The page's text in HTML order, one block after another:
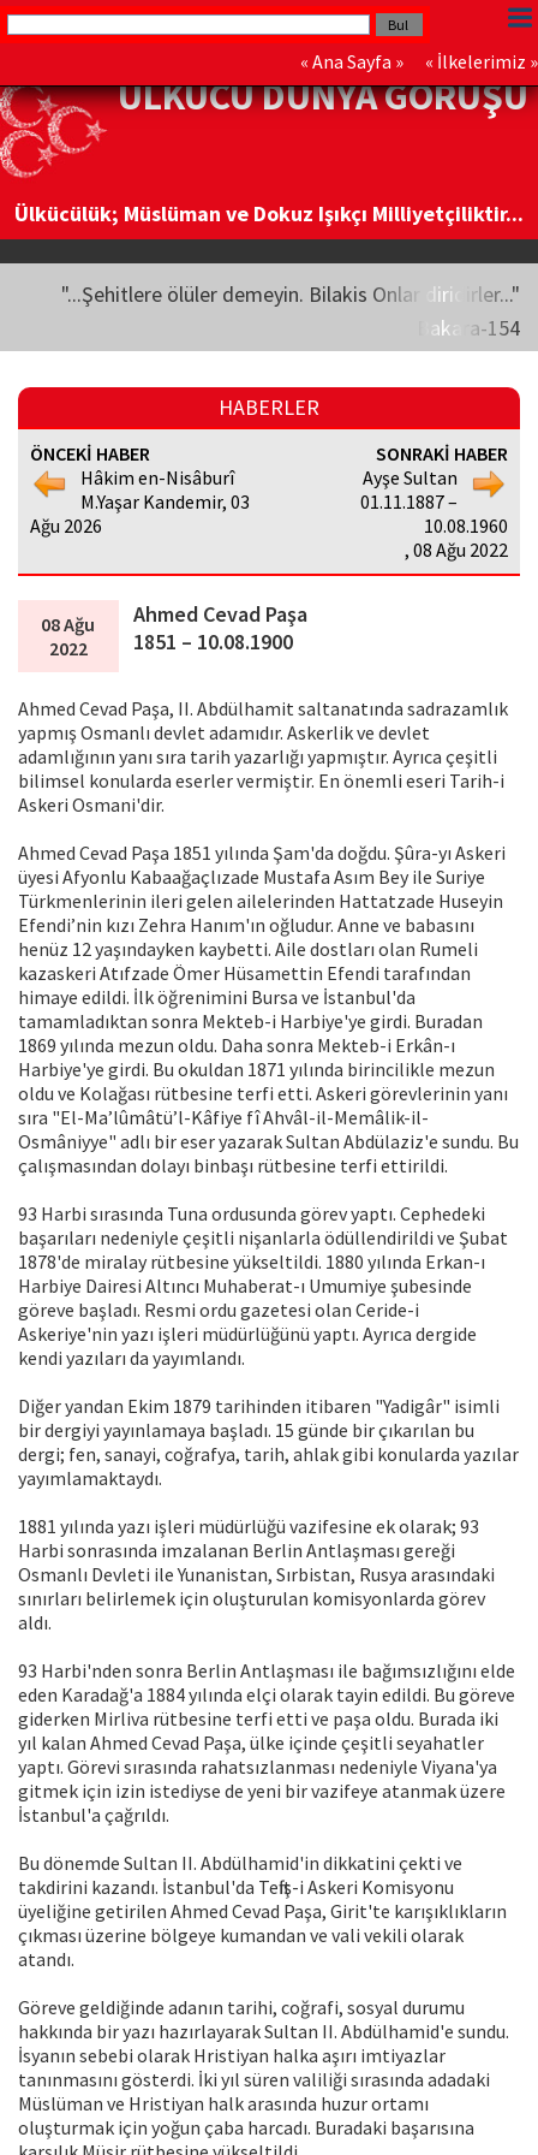
« Ana Sayfa » « İlkelerimiz »
ÜLKÜCÜ DÜNYA GÖRÜŞÜ
Ülkücülük; Müslüman ve Dokuz Işıkçı Milliyetçiliktir...
"...Şehitlere ölüler demeyin. Bilakis Onlar diridirler..."
Bakara-154
HABERLER
ÖNCEKİ HABER
Hâkim en-Nisâburî
M.Yaşar Kandemir, 03
Ağu 2026
SONRAKİ HABER
Ayşe Sultan
01.11.1887 –
10.08.1960
, 08 Ağu 2022
08 Ağu
2022
Ahmed Cevad Paşa
1851 – 10.08.1900
Ahmed Cevad Paşa, II. Abdülhamit saltanatında sadrazamlık
yapmış Osmanlı devlet adamıdır. Askerlik ve devlet
adamlığının yanı sıra tarih yazarlığı yapmıştır. Ayrıca çeşitli
bilimsel konularda eserler vermiştir. En önemli eseri Tarih-i
Askeri Osmani'dir.
Ahmed Cevad Paşa 1851 yılında Şam'da doğdu. Şûra-yı Askeri
üyesi Afyonlu Kabaağaçlızade Mustafa Asım Bey ile Suriye
Türkmenlerinin ileri gelen ailelerinden Hattatzade Huseyin
Efendi’nin kızı Zehra Hanım'ın oğludur. Anne ve babasını
henüz 12 yaşındayken kaybetti. Aile dostları olan Rumeli
kazaskeri Atıfzade Ömer Hüsamettin Efendi tarafından
himaye edildi. İlk öğrenimini Bursa ve İstanbul'da
tamamladıktan sonra Mekteb-i Harbiye'ye girdi. Buradan
1869 yılında mezun oldu. Daha sonra Mekteb-i Erkân-ı
Harbiye'ye girdi. Bu okuldan 1871 yılında birincilikle mezun
oldu ve Kolağası rütbesine terfi etti. Askeri görevlerinin yanı
sıra "El-Ma’lûmâtü’l-Kâfiye fî Ahvâl-il-Memâlik-il-
Osmâniyye" adlı bir eser yazarak Sultan Abdülaziz'e sundu. Bu
çalışmasından dolayı binbaşı rütbesine terfi ettirildi.
93 Harbi sırasında Tuna ordusunda görev yaptı. Cephedeki
başarıları nedeniyle çeşitli nişanlarla ödüllendirildi ve Şubat
1878'de miralay rütbesine yükseltildi. 1880 yılında Erkan-ı
Harbiye Dairesi Altıncı Muhaberat-ı Umumiye şubesinde
göreve başladı. Resmi ordu gazetesi olan Ceride-i
Askeriye'nin yazı işleri müdürlüğünü yaptı. Ayrıca dergide
kendi yazıları da yayımlandı.
Diğer yandan Ekim 1879 tarihinden itibaren "Yadigâr" isimli
bir dergiyi yayınlamaya başladı. 15 günde bir çıkarılan bu
dergi; fen, sanayi, coğrafya, tarih, ahlak gibi konularda yazılar
yayımlamaktaydı.
1881 yılında yazı işleri müdürlüğü vazifesine ek olarak; 93
Harbi sonrasında imzalanan Berlin Antlaşması gereği
Osmanlı Devleti ile Yunanistan, Sırbistan, Rusya arasındaki
sınırları belirlemek için oluşturulan komisyonlarda görev
aldı.
93 Harbi'nden sonra Berlin Antlaşması ile bağımsızlığını elde
eden Karadağ'a 1884 yılında elçi olarak tayin edildi. Bu göreve
giderken Mirliva rütbesine terfi etti ve paşa oldu. Burada iki
yıl kalan Ahmed Cevad Paşa, ülke içinde çeşitli seyahatler
yaptı. Görevi sırasında rahatsızlanması nedeniyle Viyana'ya
gitmek için izin istediyse de yeni bir vazifeye atanmak üzere
İstanbul'a çağrıldı.
Bu dönemde Sultan II. Abdülhamid'in dikkatini çekti ve
takdirini kazandı. İstanbul'da Teftiş-i Askeri Komisyonu
üyeliğine getirilen Ahmed Cevad Paşa, Girit'te karışıklıkların
çıkması üzerine bölgeye kumandan ve vali vekili olarak
atandı.
Göreve geldiğinde adanın tarihi, coğrafi, sosyal durumu
hakkında bir yazı hazırlayarak Sultan II. Abdülhamid'e sundu.
İsyanın sebebi olarak Hristiyan halka aşırı imtiyazlar
tanınmasını gösterdi. İki yıl süren valiliği sırasında adadaki
Müslüman ve Hristiyan halk arasında huzur ortamı
oluşturmak için yoğun çaba harcadı. Buradaki başarısına